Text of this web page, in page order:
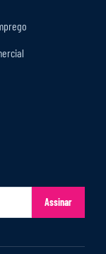
Assinar